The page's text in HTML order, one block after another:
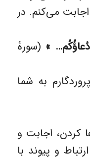
می‌کنم. در
» (سورۀ
به شما
کردن، اجابت و
و پیوند با